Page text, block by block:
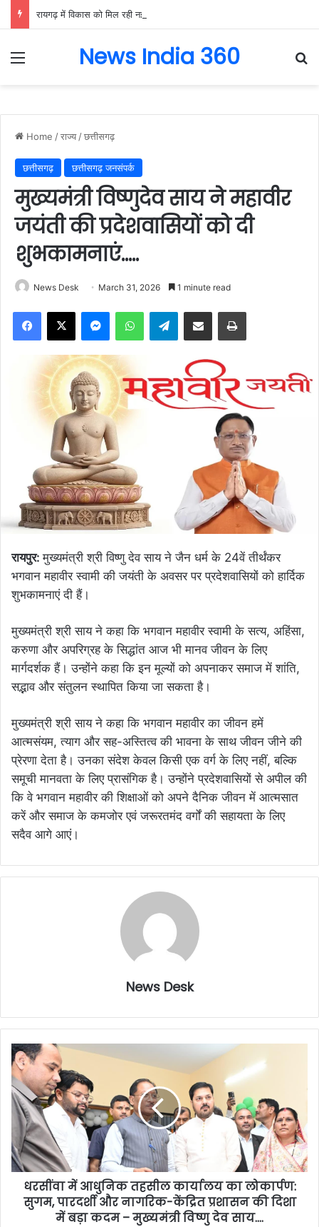
Menu News India 360
Home /राज्य /छत्तीसगढ़
छत्तीसगढ़ छत्तीसगढ़ जनसंपर्क
मुख्यमंत्री विष्णुदेव साय ने महावीर
जयंती की प्रदेशवासियों को दी
शुभकामनाएं…..
News Desk March 31, 2026 1 minute read
Facebook
X MessengerWhatsAppTelegramShare via Email Print
रायपुर:मुख्यमंत्री श्री विष्णु देव साय ने जैन धर्म के 24वें तीर्थंकर
भगवान महावीर स्वामी की जयंती के अवसर पर प्रदेशवासियों को हार्दिक
शुभकामनाएं दी हैं।
मुख्यमंत्री श्री साय ने कहा कि भगवान महावीर स्वामी के सत्य, अहिंसा,
करुणा और अपरिग्रह के सिद्धांत आज भी मानव जीवन के लिए
मार्गदर्शक हैं। उन्होंने कहा कि इन मूल्यों को अपनाकर समाज में शांति,
सद्भाव और संतुलन स्थापित किया जा सकता है।
मुख्यमंत्री श्री साय ने कहा कि भगवान महावीर का जीवन हमें
आत्मसंयम, त्याग और सह-अस्तित्व की भावना के साथ जीवन जीने की
प्रेरणा देता है। उनका संदेश केवल किसी एक वर्ग के लिए नहीं, बल्कि
समूची मानवता के लिए प्रासंगिक है। उन्होंने प्रदेशवासियों से अपील की
कि वे भगवान महावीर की शिक्षाओं को अपने दैनिक जीवन में आत्मसात
करें और समाज के कमजोर एवं जरूरतमंद वर्गों की सहायता के लिए
सदैव आगे आएं।
News Desk
धरसींवा में आधुनिक तहसील कार्यालय का लोकार्पण:
सुगम, पारदर्शी और नागरिक-केंद्रित प्रशासन की दिशा
में बड़ा कदम – मुख्यमंत्री विष्णु देव साय….